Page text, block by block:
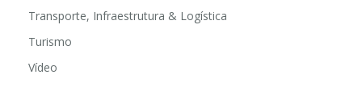
Transporte, Infraestrutura & Logística
Turismo
Vídeo